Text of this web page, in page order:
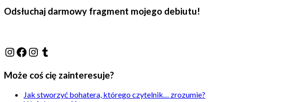
Odsłuchaj darmowy fragment mojego debiutu!
@j.luszynska
Facebook
@pisadlo_luszynska
Tumblr
Może coś cię zainteresuje?
Jak stworzyć bohatera, którego czytelnik… zrozumie?